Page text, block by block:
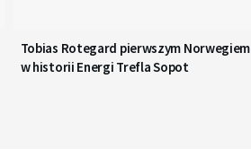
Tobias Rotegard pierwszym Norwegiem
w historii Energi Trefla Sopot